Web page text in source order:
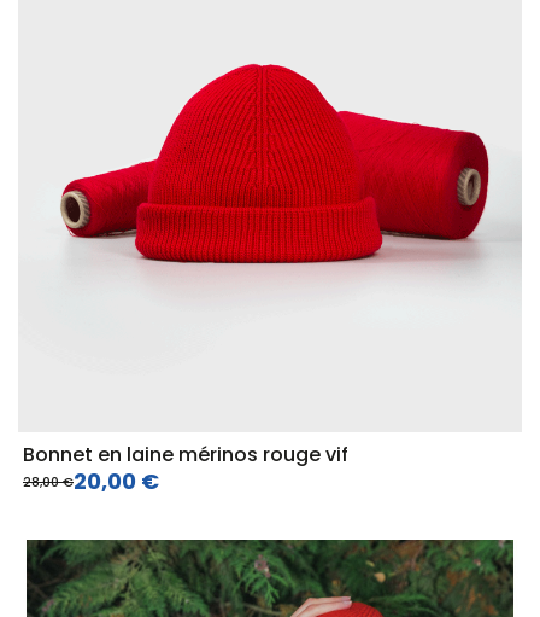
Bonnet en laine mérinos rouge vif
28,00 €20,00 €